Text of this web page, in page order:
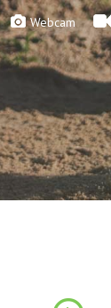
Webcam